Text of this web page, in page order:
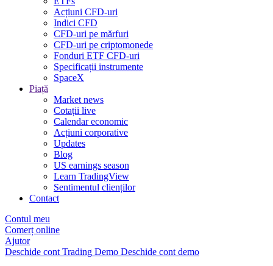
Acțiuni CFD-uri
Indici CFD
CFD-uri pe mărfuri
CFD-uri pe criptomonede
Fonduri ETF CFD-uri
Specificații instrumente
SpaceX
Piață
Market news
Cotații live
Calendar economic
Acțiuni corporative
Updates
Blog
US earnings season
Learn TradingView
Sentimentul clienților
Contact
Contul meu
Comerț online
Ajutor
Deschide cont Trading Demo Deschide cont demo